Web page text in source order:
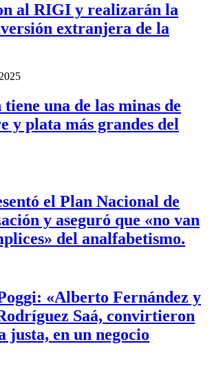
al RIGI y realizarán la
extranjera de la
tiene una de las minas de
y plata más grandes del
el Plan Nacional de
y aseguró que «no van
del analfabetismo.
«Alberto Fernández y
Saá, convirtieron
justa, en un negocio